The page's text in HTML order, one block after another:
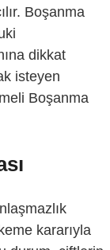
Boşanma
dikkat
isteyen
Boşanma
kararıyla